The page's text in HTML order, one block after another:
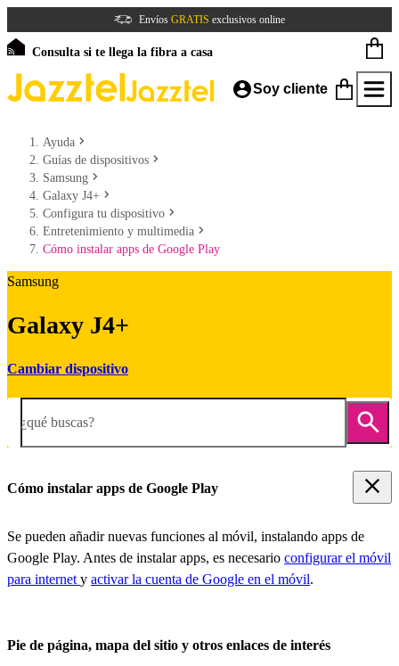
Envíos GRATIS exclusivos online
Consulta si te llega la fibra a casa
Soy cliente
Ayuda
Guías de dispositivos
Samsung
Galaxy J4+
Configura tu dispositivo
Entretenimiento y multimedia
Cómo instalar apps de Google Play
Samsung
Galaxy J4+
Cambiar dispositivo
¿qué buscas?
Cómo instalar apps de Google Play
Se pueden añadir nuevas funciones al móvil, instalando apps de
Google Play. Antes de instalar apps, es necesario configurar el móvil
para internet y activar la cuenta de Google en el móvil.
Pie de página, mapa del sitio y otros enlaces de interés